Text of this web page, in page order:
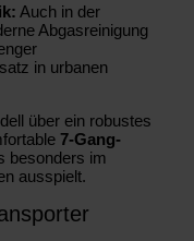
Auch in der
Abgasreinigung
in urbanen
über ein robustes
7-Gang-
besonders im
ausspielt.